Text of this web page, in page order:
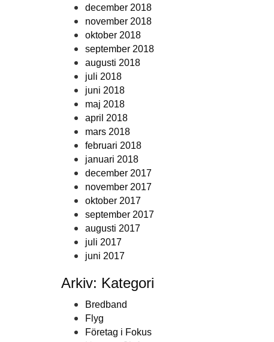
december 2018
november 2018
oktober 2018
september 2018
augusti 2018
juli 2018
juni 2018
maj 2018
april 2018
mars 2018
februari 2018
januari 2018
december 2017
november 2017
oktober 2017
september 2017
augusti 2017
juli 2017
juni 2017
Arkiv: Kategori
Bredband
Flyg
Företag i Fokus